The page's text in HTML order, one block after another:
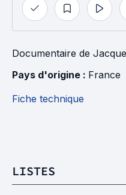
Documentaire de
Pays d'origine : France
Fiche technique
LISTES